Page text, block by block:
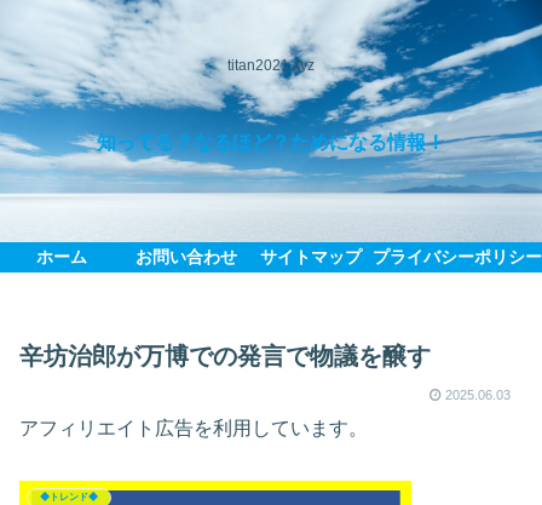
titan2021.xyz
知ってる？なるほど？ためになる情報！
ホーム お問い合わせ サイトマップ プライバシーポリシー
辛坊治郎が万博での発言で物議を醸す
2025.06.03
アフィリエイト広告を利用しています。
◆トレンド◆